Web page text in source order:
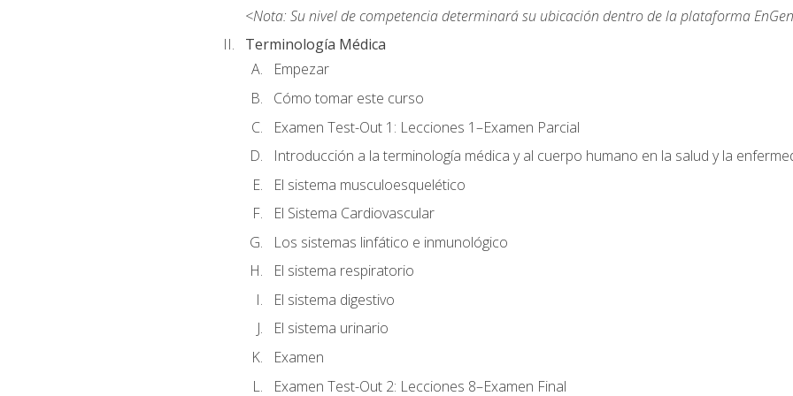
<Nota: Su nivel de competencia determinará su ubicación dentro de la plataforma
Terminología Médica
Empezar
Cómo tomar este curso
Examen Test-Out 1: Lecciones 1–Examen Parcial
Introducción a la terminología médica y al cuerpo humano en la salud y la
El sistema musculoesquelético
El Sistema Cardiovascular
Los sistemas linfático e inmunológico
El sistema respiratorio
El sistema digestivo
El sistema urinario
Examen
Examen Test-Out 2: Lecciones 8–Examen Final